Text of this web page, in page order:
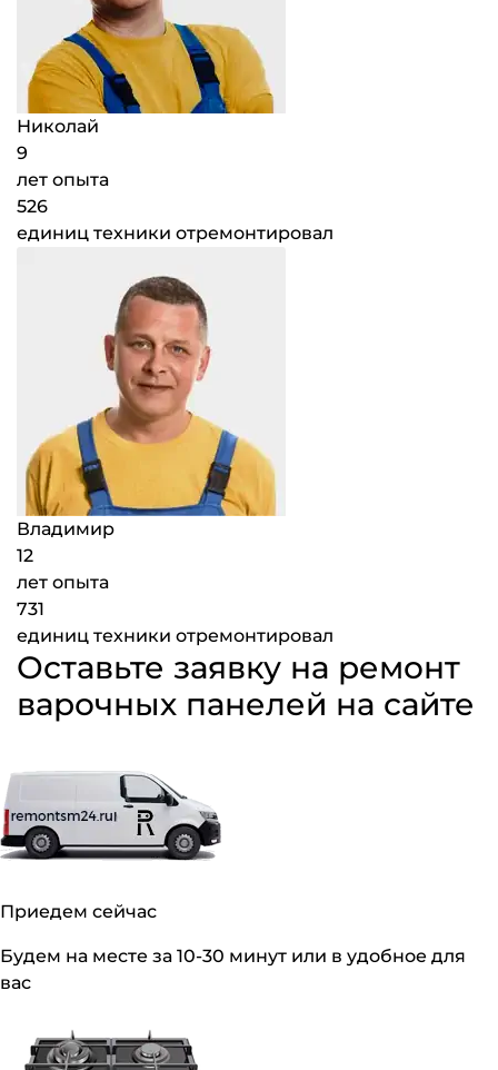
Николай
9
лет опыта
526
единиц техники отремонтировал
Владимир
12
лет опыта
731
единиц техники отремонтировал
Оставьте заявку на ремонт
варочных панелей на сайте
Приедем сейчас
Будем на месте за 10-30 минут или в удобное для
вас